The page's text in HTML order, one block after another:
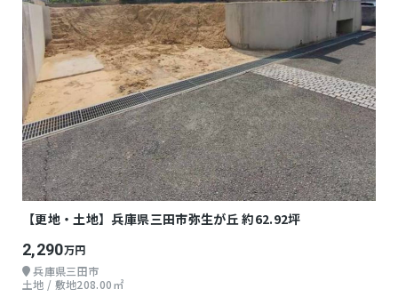
【更地・土地】兵庫県三田市弥生が丘 約62.92坪
2,290万円
兵庫県三田市
土地 / 敷地208.00㎡